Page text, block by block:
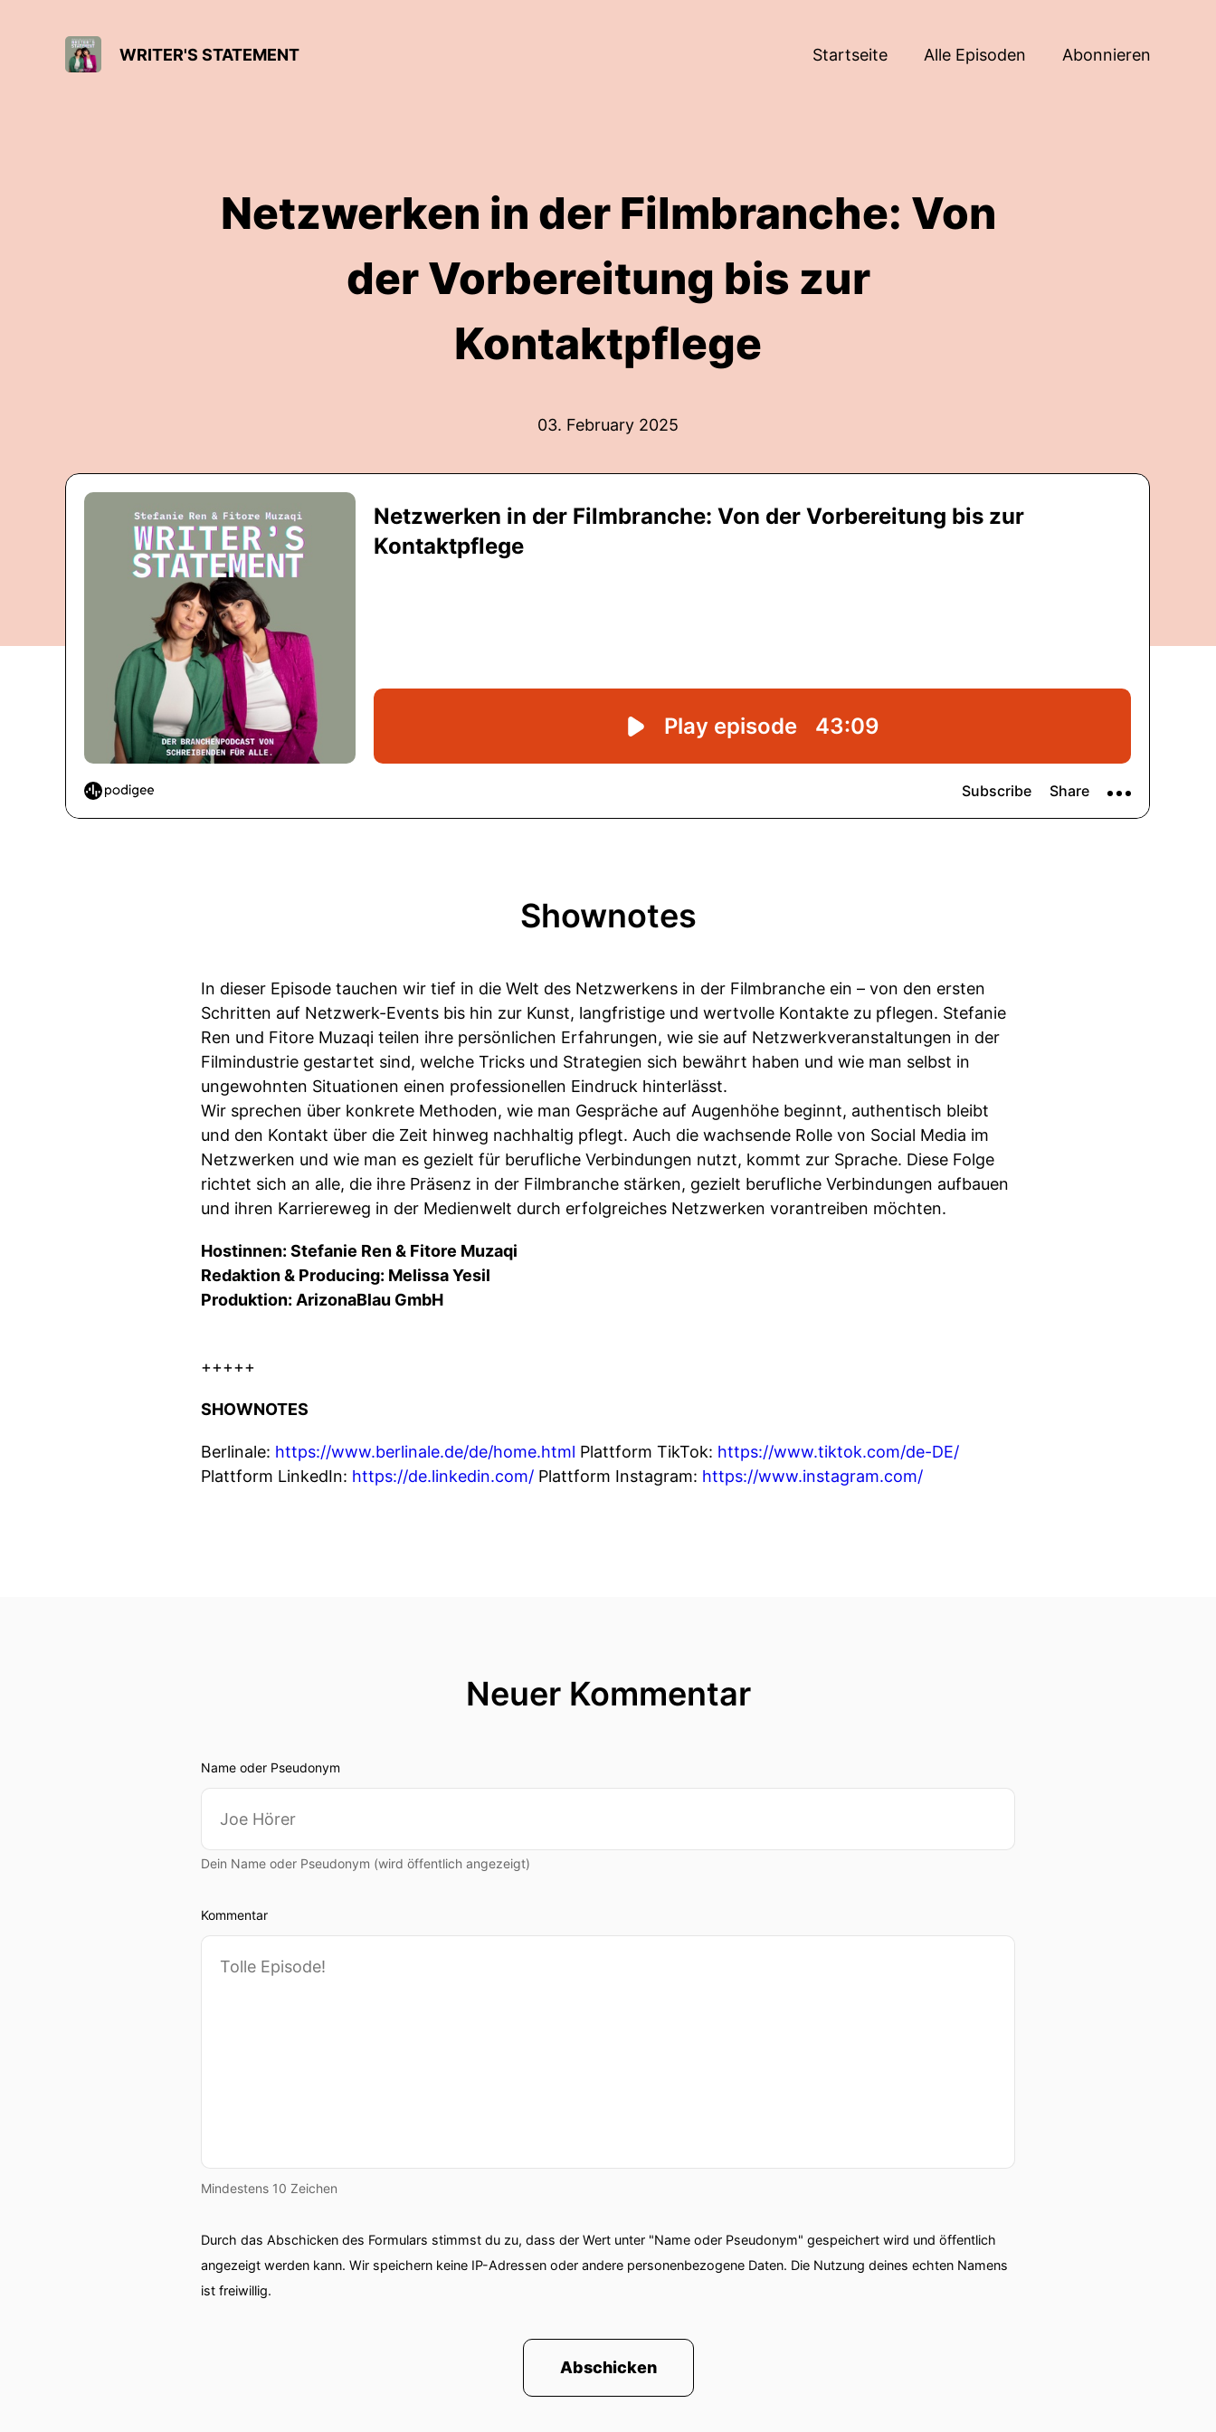
WRITER'S STATEMENT Startseite Alle Episoden Abonnieren
Netzwerken in der Filmbranche: Von
der Vorbereitung bis zur
Kontaktpflege
03. February 2025
Shownotes
In dieser Episode tauchen wir tief in die Welt des Netzwerkens in der Filmbranche ein – von den ersten
Schritten auf Netzwerk-Events bis hin zur Kunst, langfristige und wertvolle Kontakte zu pflegen. Stefanie
Ren und Fitore Muzaqi teilen ihre persönlichen Erfahrungen, wie sie auf Netzwerkveranstaltungen in der
Filmindustrie gestartet sind, welche Tricks und Strategien sich bewährt haben und wie man selbst in
ungewohnten Situationen einen professionellen Eindruck hinterlässt.
Wir sprechen über konkrete Methoden, wie man Gespräche auf Augenhöhe beginnt, authentisch bleibt
und den Kontakt über die Zeit hinweg nachhaltig pflegt. Auch die wachsende Rolle von Social Media im
Netzwerken und wie man es gezielt für berufliche Verbindungen nutzt, kommt zur Sprache. Diese Folge
richtet sich an alle, die ihre Präsenz in der Filmbranche stärken, gezielt berufliche Verbindungen aufbauen
und ihren Karriereweg in der Medienwelt durch erfolgreiches Netzwerken vorantreiben möchten.
Hostinnen: Stefanie Ren & Fitore Muzaqi
Redaktion & Producing: Melissa Yesil
Produktion: ArizonaBlau GmbH
+++++
SHOWNOTES
Berlinale: https://www.berlinale.de/de/home.html Plattform TikTok: https://www.tiktok.com/de-DE/
Plattform LinkedIn: https://de.linkedin.com/ Plattform Instagram: https://www.instagram.com/
Neuer Kommentar
Name oder Pseudonym
Dein Name oder Pseudonym (wird öffentlich angezeigt)
Kommentar
Mindestens 10 Zeichen
Durch das Abschicken des Formulars stimmst du zu, dass der Wert unter "Name oder Pseudonym" gespeichert wird und öffentlich
angezeigt werden kann. Wir speichern keine IP-Adressen oder andere personenbezogene Daten. Die Nutzung deines echten Namens
ist freiwillig.
Abschicken